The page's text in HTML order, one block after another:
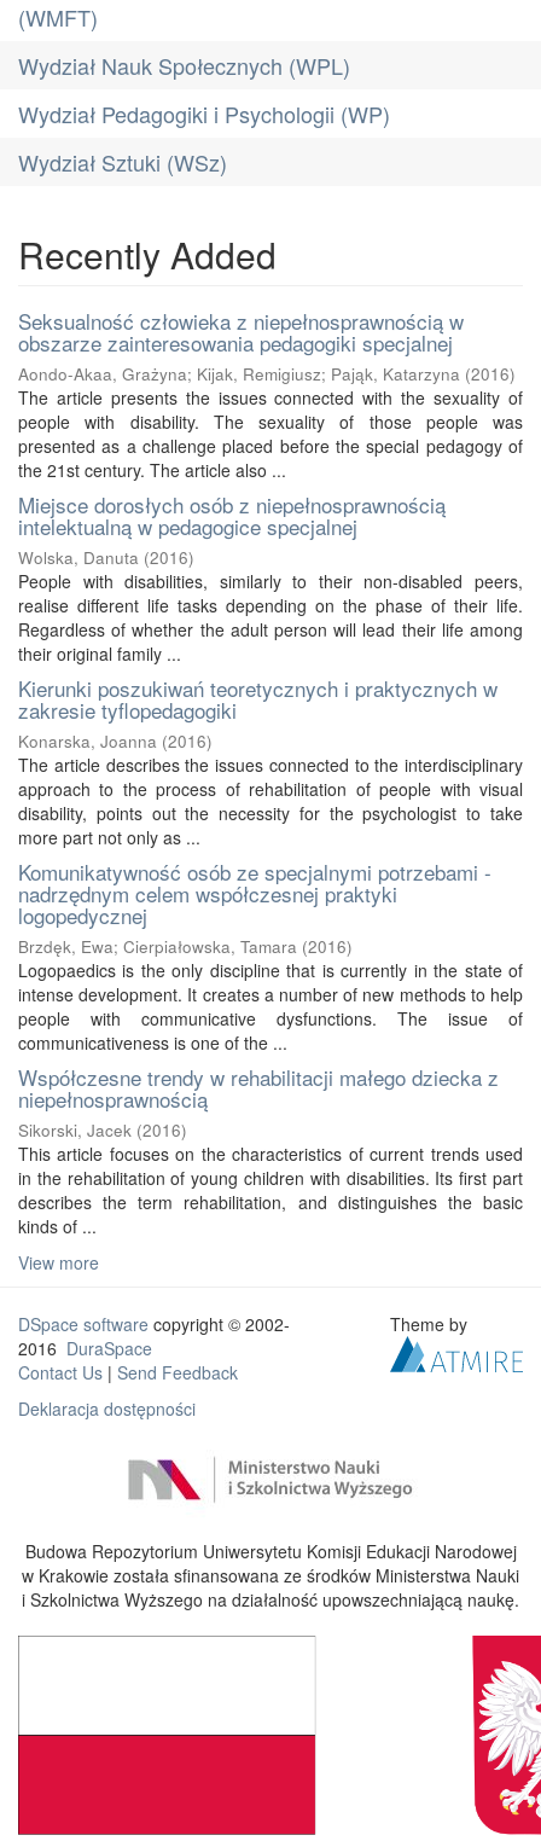
(WMFT)
Wydział Nauk Społecznych (WPL)
Wydział Pedagogiki i Psychologii (WP)
Wydział Sztuki (WSz)
Recently Added
Seksualność człowieka z niepełnosprawnością w
obszarze zainteresowania pedagogiki specjalnej
Aondo-Akaa, Grażyna; Kijak, Remigiusz; Pająk, Katarzyna (2016)
The article presents the issues connected with the sexuality of
people with disability. The sexuality of those people was
presented as a challenge placed before the special pedagogy of
the 21st century. The article also ...
Miejsce dorosłych osób z niepełnosprawnością
intelektualną w pedagogice specjalnej
Wolska, Danuta (2016)
People with disabilities, similarly to their non-disabled peers,
realise different life tasks depending on the phase of their life.
Regardless of whether the adult person will lead their life among
their original family ...
Kierunki poszukiwań teoretycznych i praktycznych w
zakresie tyflopedagogiki
Konarska, Joanna (2016)
The article describes the issues connected to the interdisciplinary
approach to the process of rehabilitation of people with visual
disability, points out the necessity for the psychologist to take
more part not only as ...
Komunikatywność osób ze specjalnymi potrzebami -
nadrzędnym celem współczesnej praktyki
logopedycznej
Brzdęk, Ewa; Cierpiałowska, Tamara (2016)
Logopaedics is the only discipline that is currently in the state of
intense development. It creates a number of new methods to help
people with communicative dysfunctions. The issue of
communicativeness is one of the ...
Współczesne trendy w rehabilitacji małego dziecka z
niepełnosprawnością
Sikorski, Jacek (2016)
This article focuses on the characteristics of current trends used
in the rehabilitation of young children with disabilities. Its first part
describes the term rehabilitation, and distinguishes the basic
kinds of ...
View more
DSpace software copyright © 2002-
2016 DuraSpace
Contact Us | Send Feedback
Deklaracja dostępności
Theme by
Budowa Repozytorium Uniwersytetu Komisji Edukacji Narodowej
w Krakowie została sfinansowana ze środków Ministerstwa Nauki
i Szkolnictwa Wyższego na działalność upowszechniającą naukę.